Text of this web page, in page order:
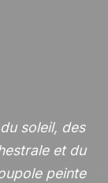
soleil, des
et du
peinte